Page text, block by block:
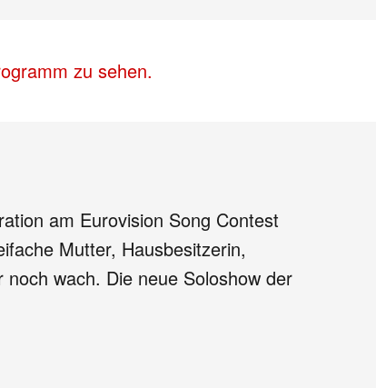
zu sehen.
am Eurovision Song Contest
Mutter, Hausbesitzerin,
wach. Die neue Soloshow der